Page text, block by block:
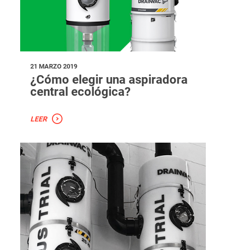
21 MARZO 2019
¿Cómo elegir una aspiradora
central ecológica?
LEER